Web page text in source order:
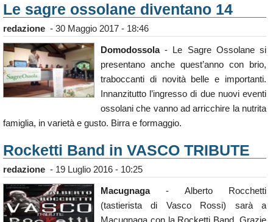
Le sagre ossolane diventano 14
redazione - 30 Maggio 2017 - 18:46
Domodossola- Le Sagre Ossolane si
presentano anche quest’anno con brio,
traboccanti di novità belle e importanti.
Innanzitutto l’ingresso di due nuovi eventi
ossolani che vanno ad arricchire la nutrita
famiglia, in varietà e gusto. Birra e formaggio.
Rocketti Band in VASCO TRIBUTE
redazione - 19 Luglio 2016 - 10:25
Macugnaga- Alberto Rocchetti
(tastierista di Vasco Rossi) sarà a